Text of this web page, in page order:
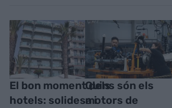
El bon moment dels
hotels: solidesa i
Quins són els
motors de